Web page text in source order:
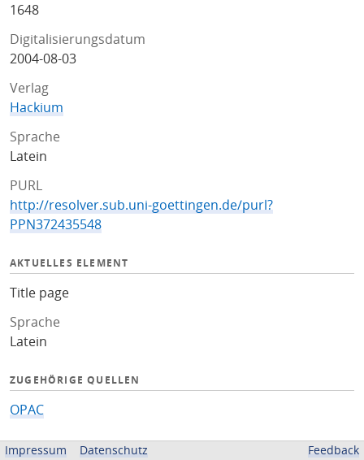
1648
Digitalisierungsdatum
2004-08-03
Verlag
Hackium
Sprache
Latein
PURL
http://resolver.sub.uni-goettingen.de/purl?
PPN372435548
AKTUELLES ELEMENT
Title page
Sprache
Latein
ZUGEHÖRIGE QUELLEN
OPAC
BEREITGESTELLT VON
Impressum Datenschutz Feedback